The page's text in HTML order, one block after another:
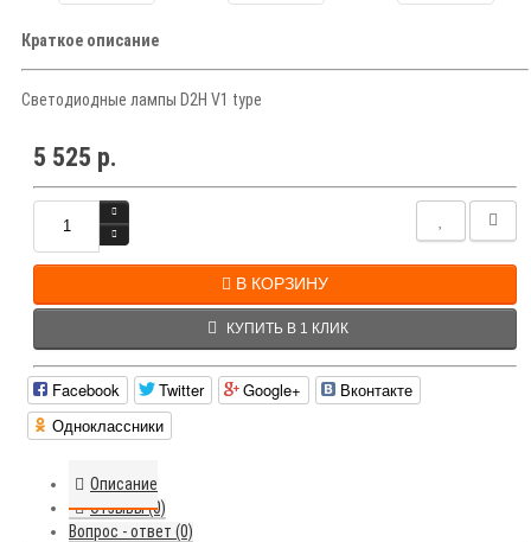
Краткое описание
Светодиодные лампы D2H V1 type
5 525 р.
В КОРЗИНУ
КУПИТЬ В 1 КЛИК
Facebook Twitter Google+
Вконтакте
Одноклассники
Описание
Отзывы (0)
Вопрос - ответ (0)